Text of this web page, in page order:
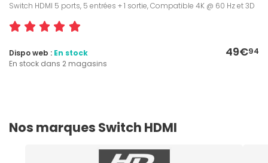
Switch HDMI 5 ports, 5 entrées + 1 sortie, Compatible 4K @ 60 Hz et 3D
49€94
Dispo web : En stock
En stock dans 2 magasins
Nos marques Switch HDMI